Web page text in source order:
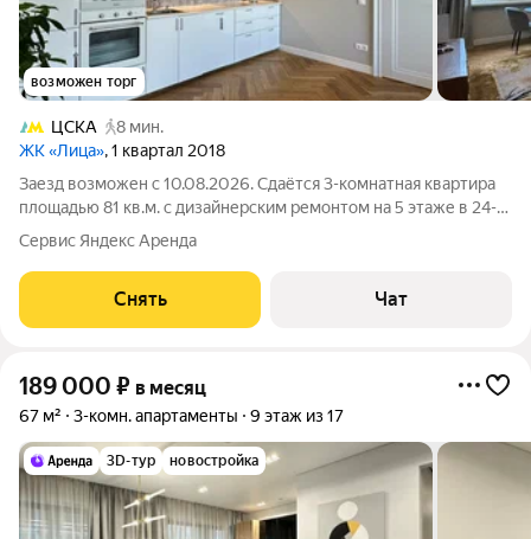
возможен торг
ЦСКА
8 мин.
ЖК «Лица», 1 квартал 2018
Заезд возможен с 10.08.2026. Сдаётся 3-комнатная квартира
площадью 81 кв.м. с дизайнерским ремонтом на 5 этаже в 24-
этажном доме на срок от 11 месяцев. Из техники есть:
Телевизор Духовой шкаф Стиральная машина Сушильная
Сервис Яндекс Аренда
Снять Чат
189 000 ₽ в месяц
67 м² 3-комн. апартаменты 9 этаж из 17
3D-тур новостройка